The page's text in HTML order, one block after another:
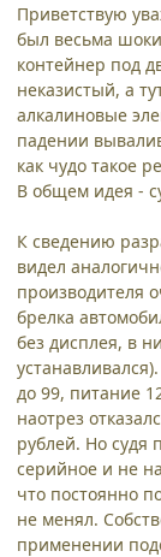
Приветствую
был весьма
контейнер под
неказистый, а
алкалиновые
падении
как чудо такое
В общем идея -
К сведению
видел
производителя
брелка
без дисплея, в
до 99, питание
наотрез
рублей. Но судя
серийное и не
что постоянно
не менял.
применении